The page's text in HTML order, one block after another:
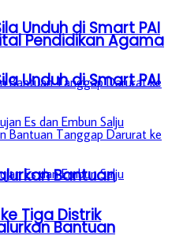
Unduh di Smart PAI
Bantuan
Tiga Distrik
Pendidikan Agama
Unduh di Smart PAI
Bantuan